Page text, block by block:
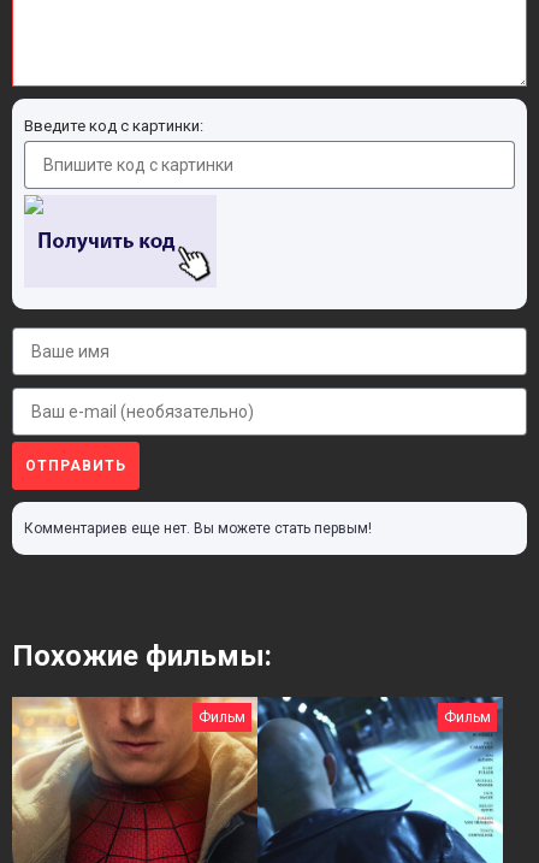
Введите код с картинки:
ОТПРАВИТЬ
Комментариев еще нет. Вы можете стать первым!
Похожие фильмы:
Фильм Фильм